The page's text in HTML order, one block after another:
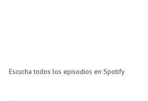
Escucha todos los episodios en Spotify